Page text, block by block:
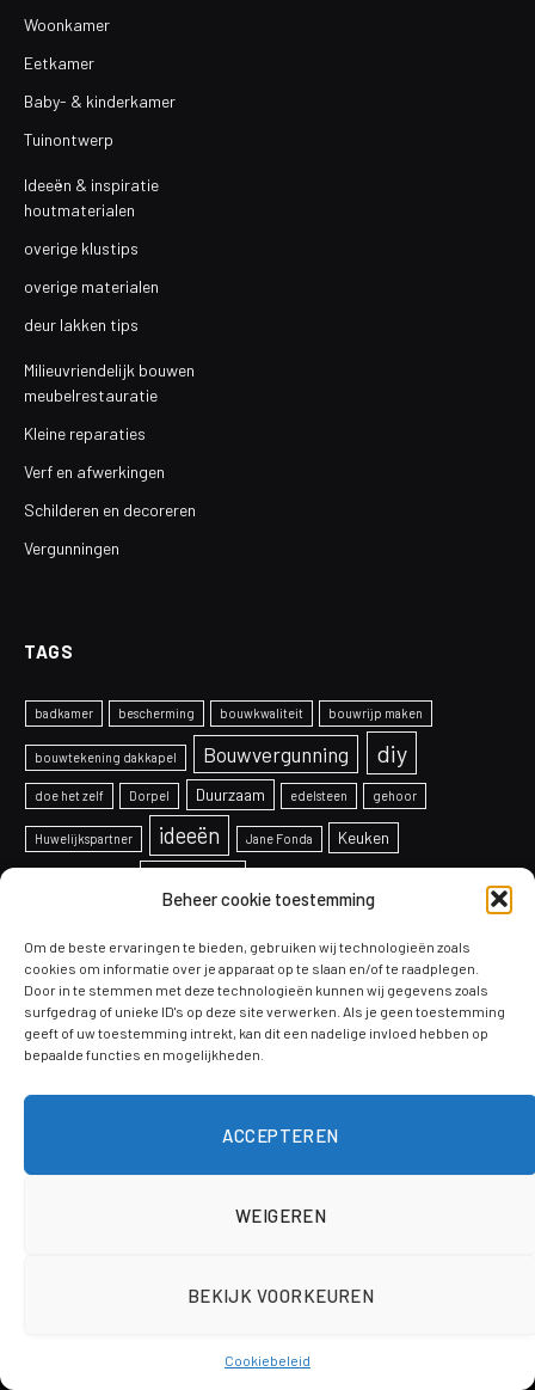
Beheer cookie toestemming
Om de beste ervaringen te bieden, gebruiken wij technologieën zoals
cookies om informatie over je apparaat op te slaan en/of te raadplegen.
Door in te stemmen met deze technologieën kunnen wij gegevens zoals
surfgedrag of unieke ID's op deze site verwerken. Als je geen toestemming
geeft of uw toestemming intrekt, kan dit een nadelige invloed hebben op
bepaalde functies en mogelijkheden.
ACCEPTEREN
WEIGEREN
BEKIJK VOORKEUREN
Cookiebeleid
Woonkamer
Eetkamer
Baby- & kinderkamer
Tuinontwerp
Ideeën & inspiratie
houtmaterialen
overige klustips
overige materialen
deur lakken tips
Milieuvriendelijk bouwen
meubelrestauratie
Kleine reparaties
Verf en afwerkingen
Schilderen en decoreren
Vergunningen
TAGS
badkamer bescherming bouwkwaliteit bouwrijp maken
bouwtekening dakkapel Bouwvergunning diy
doe het zelf Dorpel Duurzaam edelsteen gehoor
Huwelijkspartner ideeën Jane Fonda Keuken
onderhoud Ontwerp overkapping paneelradiatoren
productie projecten Raam radiatoren schaken
Schilderen sealmachines soorten
tips
© 2026 ThemeSphere. Designed byThemeSphere
Ruimte
Ideeën & inspiratie